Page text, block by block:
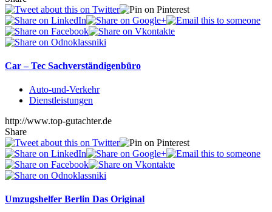
Car – Tec Sachverständigenbüro
Auto-und-Verkehr
Dienstleistungen
http://www.top-gutachter.de
Share
Umzugshelfer Berlin Das Original